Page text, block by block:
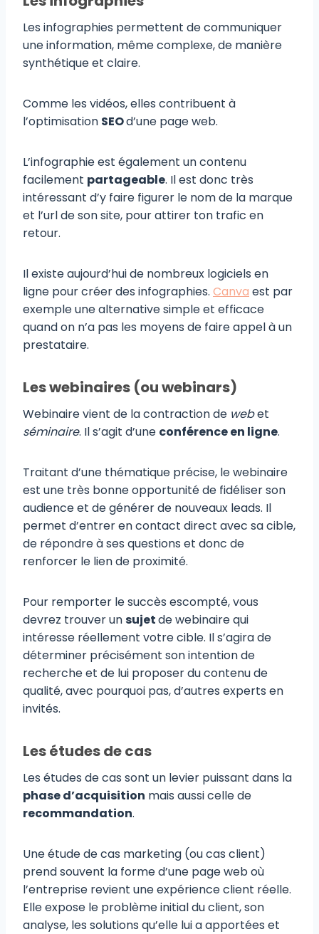
Les infographies permettent de communiquer
une information, même complexe, de manière
synthétique et claire.
Comme les vidéos, elles contribuent à
l’optimisation SEOd’une page web.
L’infographie est également un contenu
facilement partageable. Il est donc très
intéressant d’y faire figurer le nom de la marque
et l’url de son site, pour attirer ton trafic en
retour.
Il existe aujourd’hui de nombreux logiciels en
ligne pour créer des infographies. Canva est par
exemple une alternative simple et efficace
quand on n’a pas les moyens de faire appel à un
prestataire.
Les webinaires (ou webinars)
Webinaire vient de la contraction de webet
séminaire. Il s’agit d’une conférence en ligne.
Traitant d’une thématique précise, le webinaire
est une très bonne opportunité de fidéliser son
audience et de générer de nouveaux leads. Il
permet d’entrer en contact direct avec sa cible,
de répondre à ses questions et donc de
renforcer le lien de proximité.
Pour remporter le succès escompté, vous
devrez trouver unsujetde webinaire qui
intéresse réellement votre cible. Il s’agira de
déterminer précisément son intention de
recherche et de lui proposer du contenu de
qualité, avec pourquoi pas, d’autres experts en
invités.
Les études de cas
Les études de cas sont un levier puissant dans la
phase d’acquisition mais aussi celle de
recommandation.
Une étude de cas marketing (ou cas client)
prend souvent la forme d’une page web où
l’entreprise revient une expérience client réelle.
Elle expose le problème initial du client, son
analyse, les solutions qu’elle lui a apportées et